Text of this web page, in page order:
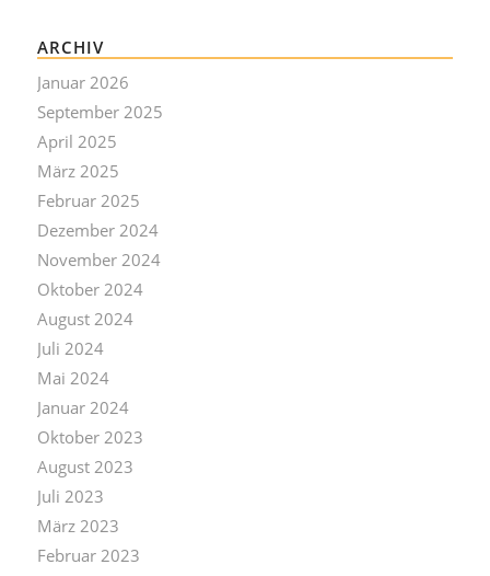
ARCHIV
Januar 2026
September 2025
April 2025
März 2025
Februar 2025
Dezember 2024
November 2024
Oktober 2024
August 2024
Juli 2024
Mai 2024
Januar 2024
Oktober 2023
August 2023
Juli 2023
März 2023
Februar 2023